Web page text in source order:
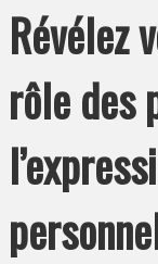
Révélez
rôle des